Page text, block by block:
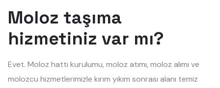
Moloz taşıma
hizmetiniz var mı?
Evet. Moloz hattı kurulumu, moloz atımı, moloz alımı ve
molozcu hizmetlerimizle kırım yıkım sonrası alanı temiz